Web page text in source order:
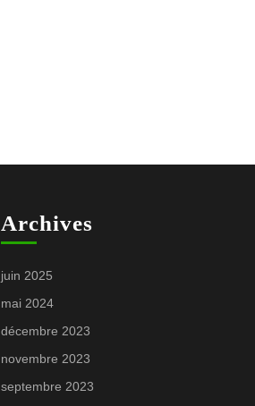
Archives
juin 2025
mai 2024
décembre 2023
novembre 2023
septembre 2023